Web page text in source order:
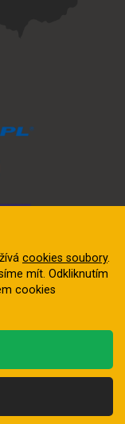
cookies soubory.
mít. Odkliknutím
cookies